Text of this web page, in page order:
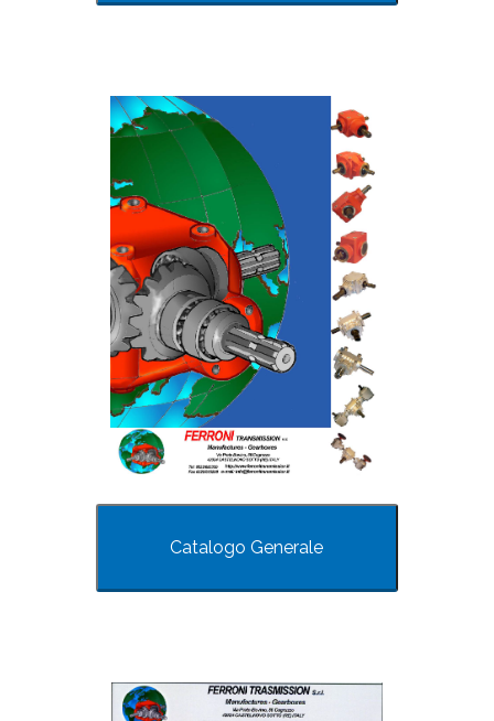
Catalogo Generale